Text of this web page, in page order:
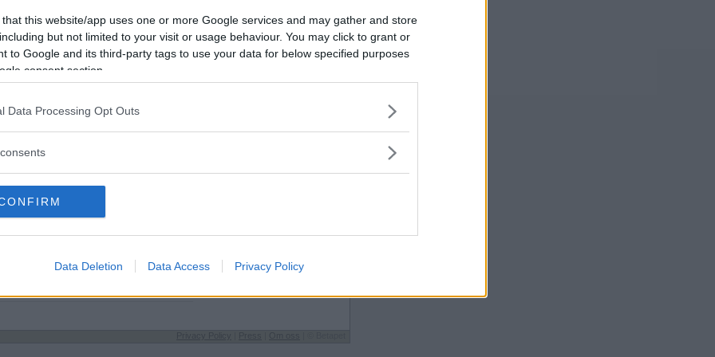
that this website/app uses one or more Google services and may gather and store
but not limited to your visit or usage behaviour. You may click to grant or
to Google and its third-party tags to use your data for below specified purposes
consent section.
Data Processing Opt Outs
Data Deletion Data Access Privacy Policy
Avbrutna
4
Oavgjorda
0
Jobbar
på Jag äter
Vitlök
Spela? Det finns ju forum
Vet inte
Vill du bli
medlem?